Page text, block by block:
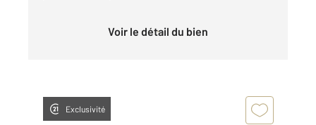
Voir le détail du bien
Exclusivité